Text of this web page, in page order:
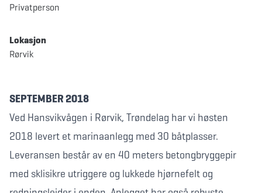
Privatperson
Lokasjon
Rørvik
SEPTEMBER 2018
Ved Hansvikvågen i Rørvik, Trøndelag har vi høsten
2018 levert et marinaanlegg med 30 båtplasser.
Leveransen består av en 40 meters betongbryggepir
med sklisikre utriggere og lukkede hjørnefelt og